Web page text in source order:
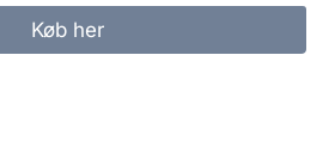
Køb her